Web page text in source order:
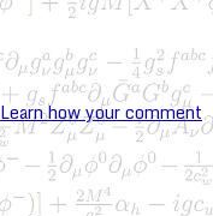
Learn how your comment